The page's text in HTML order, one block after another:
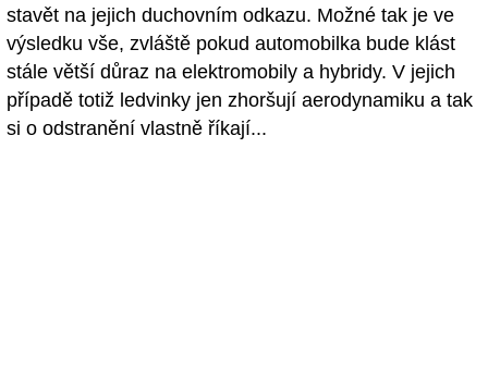
stavět na jejich duchovním odkazu. Možné tak je ve
výsledku vše, zvláště pokud automobilka bude klást
stále větší důraz na elektromobily a hybridy. V jejich
případě totiž ledvinky jen zhoršují aerodynamiku a tak
si o odstranění vlastně říkají...